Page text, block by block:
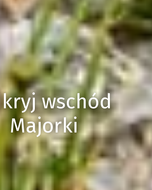
wschód
Majorki